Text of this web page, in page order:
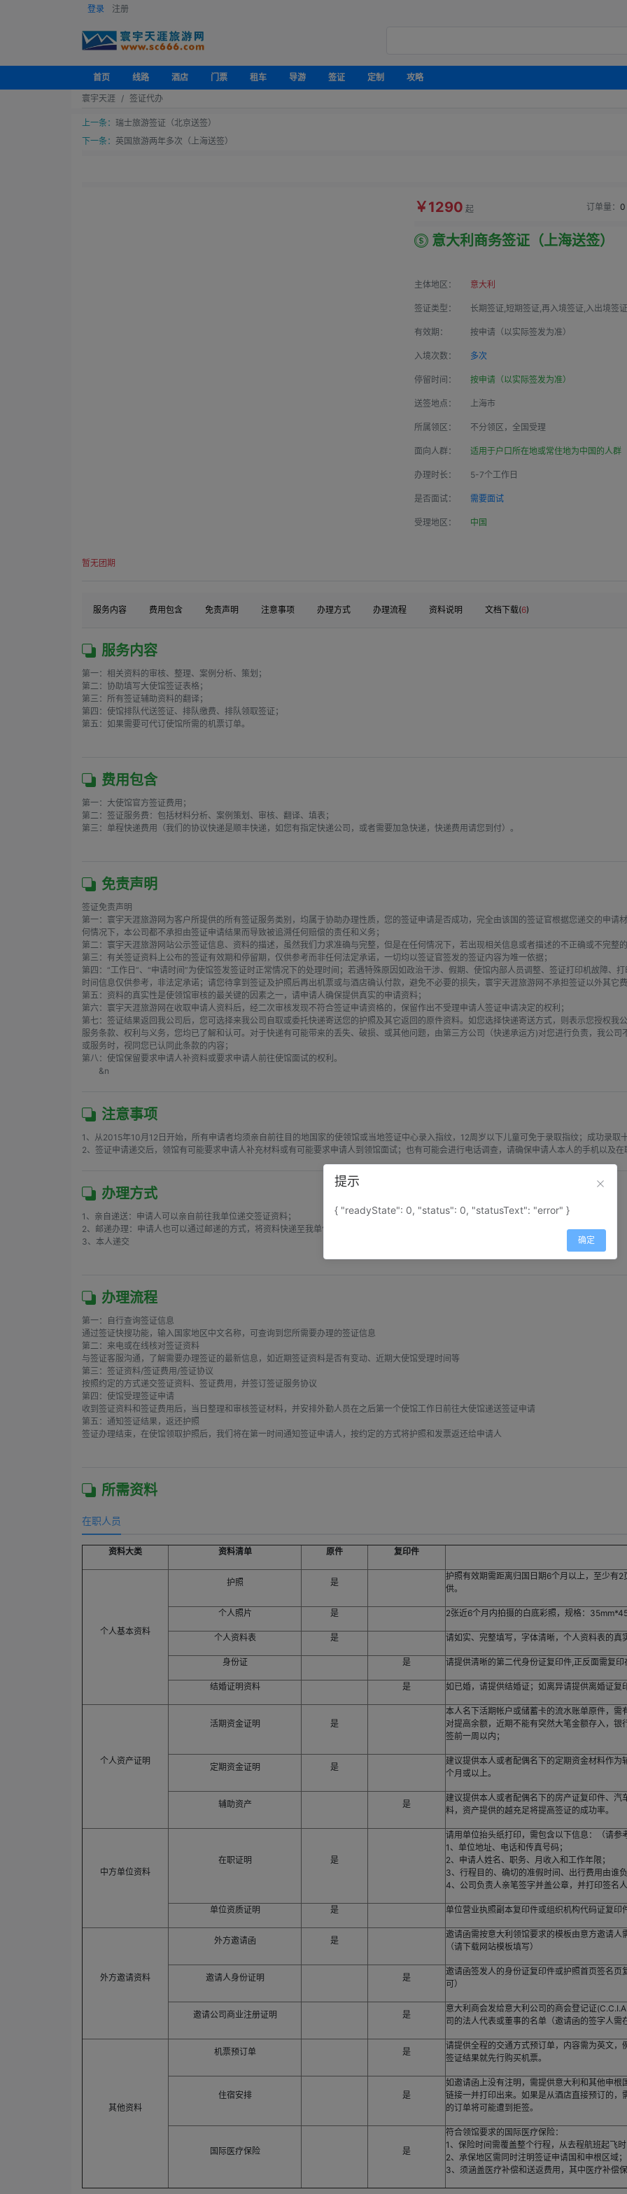
登录 注册
首页 线路 酒店 门票 租车 导游 签证 定制
攻略
寰宇天涯
签证代办
上一条： 瑞士旅游签证（北京送签）
下一条： 英国旅游两年多次（上海送签）
￥1290 起 订单量：0
意大利商务签证（上海送签）
主体地区： 意大利
签证类型： 长期签证,短期签证,再入境签证,入出境签
有效期： 按申请（以实际签发为准）
入境次数： 多次
停留时间： 按申请（以实际签发为准）
送签地点： 上海市
所属领区： 不分领区，全国受理
面向人群： 适用于户口所在地或常住地为中国的人群
办理时长： 5-7个工作日
是否面试： 需要面试
受理地区： 中国
暂无团期
服务内容 费用包含 免责声明 注意事项 办理方式 办理流程 资料说明 文档下载(6)
服务内容
第一：相关资料的审核、整理、案例分析、策划；
第二：协助填写大使馆签证表格；
第三：所有签证辅助资料的翻译；
第四：使馆排队代送签证、排队缴费、排队领取签证；
第五：如果需要可代订使馆所需的机票订单。
费用包含
第一：大使馆官方签证费用；
第二：签证服务费：包括材料分析、案例策划、审核、翻译、填表；
第三：单程快递费用（我们的协议快递是顺丰快递，如您有指定快递公司，或者需要加急快递，快递费用请您到付）。
免责声明
签证免责声明
第一：寰宇天涯旅游网为客户所提供的所有签证服务类别，均属于协助办理性质，您的签证申请是否成功，完全由该国的签证官根据您递交的申请
何情况下，本公司都不承担由签证申请结果而导致被追溯任何赔偿的责任和义务；
第二：寰宇天涯旅游网站公示签证信息、资料的描述，虽然我们力求准确与完整，但是在任何情况下，若出现相关信息或者描述的不正确或不完整
第三：有关签证资料上公布的签证有效期和停留期，仅供参考而非任何法定承诺，一切均以签证官签发的签证内容为唯一依据；
第四：“工作日”、“申请时间”为使馆签发签证时正常情况下的处理时间；若遇特殊原因如政治干涉、假期、使馆内部人员调整、签证打印机故障、
时间信息仅供参考，非法定承诺；请您待拿到签证及护照后再出机票或与酒店确认付款，避免不必要的损失，寰宇天涯旅游网不承担签证以外其它
第五：资料的真实性是使领馆审核的最关键的因素之一，请申请人确保提供真实的申请资料；
第六：寰宇天涯旅游网在收取申请人资料后，经二次审核发现不符合签证申请资格的，保留作出不受理申请人签证申请决定的权利；
第七：签证结果返回我公司后，您可选择来我公司自取或委托快递寄送您的护照及其它返回的原件资料。如您选择快递寄送方式，则表示您授权我
服务条款、权利与义务，您均已了解和认可。对于快递有可能带来的丢失、破损、或其他问题，由第三方公司（快递承运方)对您进行负责，我公
或服务时，视同您已认同此条款的内容；
第八：使馆保留要求申请人补资料或要求申请人前往使馆面试的权利。
&n
注意事项
1、从2015年10月12日开始，所有申请者均须亲自前往目的地国家的使领馆或当地签证中心录入指纹，12周岁以下儿童可免于录取指纹；成功录取
2、签证申请递交后，领馆有可能要求申请人补充材料或有可能要求申请人到领馆面试；也有可能会进行电话调查，请确保申请人本人的手机以及
办理方式
1、亲自递送：申请人可以亲自前往我单位递交签证资料；
2、邮递办理：申请人也可以通过邮递的方式，将资料快递至我单位；
3、本人递交
办理流程
第一：自行查询签证信息
通过签证快搜功能，输入国家地区中文名称，可查询到您所需要办理的签证信息
第二：来电或在线核对签证资料
与签证客服沟通，了解需要办理签证的最新信息，如近期签证资料是否有变动、近期大使馆受理时间等
第三：签证资料/签证费用/签证协议
按照约定的方式递交签证资料、签证费用，并签订签证服务协议
第四：使馆受理签证申请
收到签证资料和签证费用后，当日整理和审核签证材料，并安排外勤人员在之后第一个使馆工作日前往大使馆递送签证申请
第五：通知签证结果，返还护照
签证办理结束，在使馆领取护照后，我们将在第一时间通知签证申请人，按约定的方式将护照和发票返还给申请人
所需资料
在职人员
资料大类 资料清单 原件 复印件
个人基本资料
护照 是
护照有效期需距离归国日期6个月以上，至少有
供。
个人照片 是 2张近6个月内拍摄的白底彩照，规格：
个人资料表 是 请如实、完整填写，字体清晰，个人资料表的
身份证 是 请提供清晰的第二代身份证复印件,正反面需复印
结婚证明资料 是 如已婚，请提供结婚证；如离异请提供离婚证复
个人资产证明
活期资金证明 是
本人名下活期帐户或储蓄卡的流水账单原件，
对提高余额，近期不能有突然大笔金额存入，
签前一周以内；
定期资金证明 是
建议提供本人或者配偶名下的定期资金材料作
个月或以上。
辅助资产 是
建议提供本人或者配偶名下的房产证复印件、
料，资产提供的越充足将提高签证的成功率。
中方单位资料
在职证明 是
请用单位抬头纸打印，需包含以下信息：（请参
1、单位地址、电话和传真号码；
2、申请人姓名、职务、月收入和工作年限；
3、行程目的、确切的准假时间、出行费用由谁
4、公司负责人亲笔签字并盖公章，并打印签名
单位资质证明 是 单位营业执照副本复印件或组织机构代码证复印
外方邀请资料
外方邀请函 是
邀请函需按意大利领馆要求的模板由意方邀请
（请下载网站模板填写）
邀请人身份证明 是
邀请函签发人的身份证复印件或护照首页签名
可）
邀请公司商业注册证明 是
意大利商会发给意大利公司的商会登记证
司的法人代表或董事的名单（邀请函的签字人需
其他资料
机票预订单 是
请提供全程的交通方式预订单，内容需为英文
签证结果就先行购买机票。
住宿安排 是
如邀请函上没有注明，需提供意大利和其他申
链接一并打印出来。如果是从酒店直接预订的
的订单将可能遭到拒签。
国际医疗保险 是
符合领馆要求的国际医疗保险：
1、保险时间需覆盖整个行程，从去程航班起飞
2、承保地区需同时注明签证申请国和申根区域
3、须涵盖医疗补偿和送返费用，其中医疗补偿
提示
{ "readyState": 0, "status": 0, "statusText": "error" }
确定